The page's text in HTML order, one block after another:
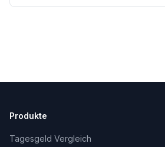
Produkte
Tagesgeld Vergleich